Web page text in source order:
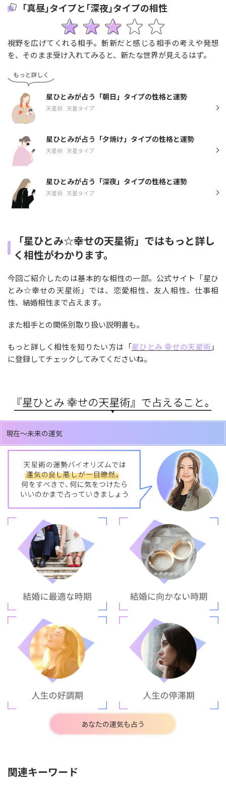
｢真昼｣タイプと｢深夜｣タイプの相性
視野を広げてくれる相手。斬新だと感じる相手の考えや発想
を、そのまま受け入れてみると、新たな世界が見えるはず。
星ひとみが占う「朝日」タイプの性格と運勢
天星術 天星タイプ
星ひとみが占う「夕焼け」タイプの性格と運勢
天星術 天星タイプ
星ひとみが占う「深夜」タイプの性格と運勢
天星術 天星タイプ
「星ひとみ☆幸せの天星術」ではもっと詳し
く相性がわかります。
今回ご紹介したのは基本的な相性の一部。公式サイト「星ひ
とみ☆幸せの天星術」では、恋愛相性、友人相性、仕事相
性、結婚相性まで占えます。
また相手との関係別取り扱い説明書も。
もっと詳しく相性を知りたい方は「星ひとみ 幸せの天星術 」
に登録してチェックしてみてくださいね。
現在～未来の運気
あなたの運気も占う
関連キーワード